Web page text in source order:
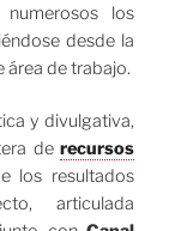
los
desde la
área de trabajo.
y divulgativa,
derecursos
los resultados
articulada